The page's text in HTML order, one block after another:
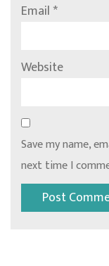
Email*
Website
Save my name,
next time I